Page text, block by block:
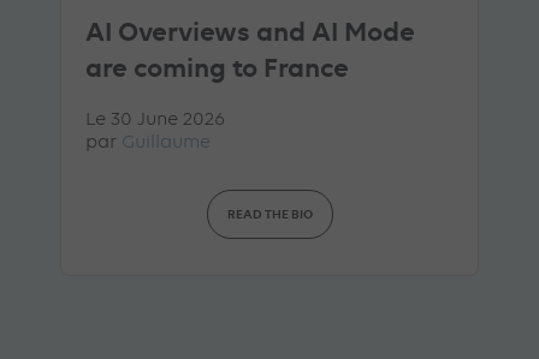
AI Overviews and AI Mode
are coming to France
Le 30 June 2026
par Guillaume
READ THE BIO